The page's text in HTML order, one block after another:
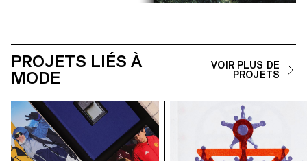
PROJETS LIÉS À
MODE
VOIR PLUS DE
PROJETS